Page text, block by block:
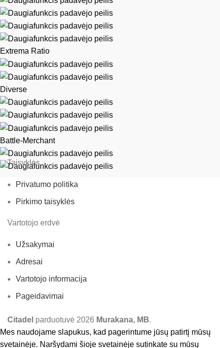
Extrema Ratio
Diverse
Battle-Merchant
Taisyklės
Privatumo politika
Pirkimo taisyklės
Vartotojo erdvė
Užsakymai
Adresai
Vartotojo informacija
Pageidavimai
Citadel parduotuvė 2026 Murakana, MB.
Mes naudojame slapukus, kad pagerintume jūsų patirtį mūsų
svetainėje. Naršydami šioje svetainėje sutinkate su mūsų